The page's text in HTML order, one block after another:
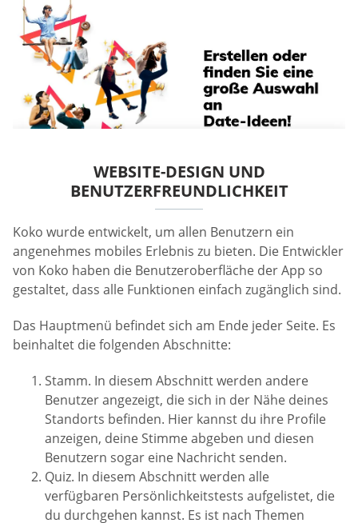
WEBSITE-DESIGN UND
BENUTZERFREUNDLICHKEIT
Koko wurde entwickelt, um allen Benutzern ein
angenehmes mobiles Erlebnis zu bieten. Die Entwickler
von Koko haben die Benutzeroberfläche der App so
gestaltet, dass alle Funktionen einfach zugänglich sind.
Das Hauptmenü befindet sich am Ende jeder Seite. Es
beinhaltet die folgenden Abschnitte:
Stamm. In diesem Abschnitt werden andere
Benutzer angezeigt, die sich in der Nähe deines
Standorts befinden. Hier kannst du ihre Profile
anzeigen, deine Stimme abgeben und diesen
Benutzern sogar eine Nachricht senden.
Quiz. In diesem Abschnitt werden alle
verfügbaren Persönlichkeitstests aufgelistet, die
du durchgehen kannst. Es ist nach Themen